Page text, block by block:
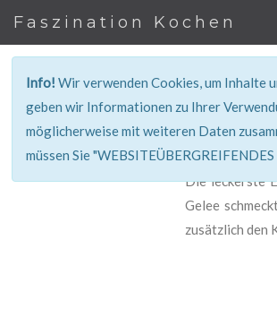
Faszination Kochen
Info!Wir verwenden Cookies, um Inhalte
geben wir Informationen zu Ihrer
möglicherweise mit weiteren Daten
müssen Sie
Die leckerste
Gelee
zusätzlich den